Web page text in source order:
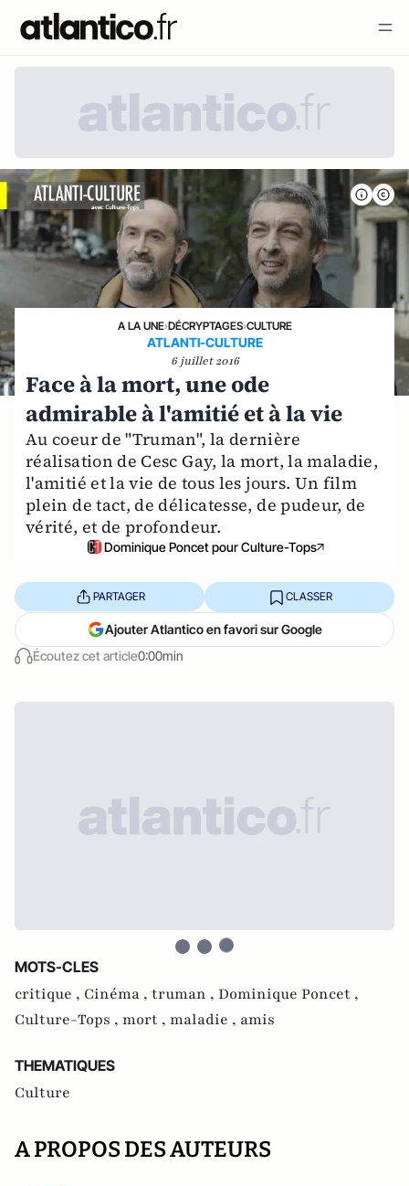
A LA UNE›DÉCRYPTAGES›CULTURE
ATLANTI-CULTURE
6 juillet 2016
Face à la mort, une ode
admirable à l'amitié et à la vie
Au coeur de "Truman", la dernière
réalisation de Cesc Gay, la mort, la maladie,
l'amitié et la vie de tous les jours. Un film
plein de tact, de délicatesse, de pudeur, de
vérité, et de profondeur.
Dominique Poncet pour Culture-Tops
Écoutez cet article0:00min
PARTAGER CLASSER
Ajouter Atlantico en favori sur Google
MOTS-CLES
critique , Cinéma , truman , Dominique Poncet ,
Culture-Tops , mort , maladie , amis
THEMATIQUES
Culture
A PROPOS DES AUTEURS